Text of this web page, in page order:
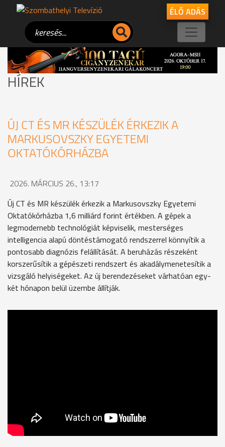
ÉLŐ ADÁS
HÍREK
ÚJ CT ÉS MR KÉSZÜLÉK ÉRKEZIK A
MARKUSOVSZKY EGYETEMI
OKTATÓKÓRHÁZBA
2026. MÁRCIUS 26., 13:17
Új CT és MR készülék érkezik a Markusovszky Egyetemi
Oktatókórházba 1,6 milliárd forint értékben. A gépek a
legmodernebb technológiát képviselik, mesterséges
intelligencia alapú döntéstámogató rendszerrel könnyítik a
pontosabb diagnózis felállítását. A beruházás részeként
korszerűsítik a gépészeti rendszert és akadálymenetesítik a
vizsgáló helyiségeket. Az új berendezéseket várhatóan egy-
két hónapon belül üzembe állítják.